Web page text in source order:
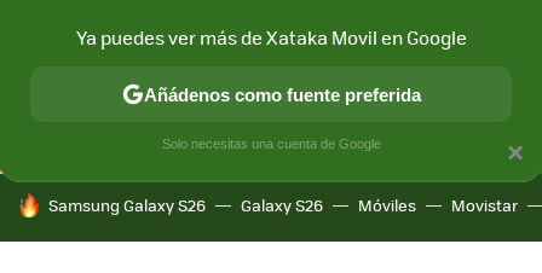
CONECTIVIDAD MÓVIL Y SOCIEDAD APLICACIONES
HOY SE HABLA DE
Samsung Galaxy S26 Galaxy S26 Móviles Movistar
×
Ya puedes ver más de Xataka Movil en Google
Añádenos como fuente preferida
Solo necesitas una cuenta de Google